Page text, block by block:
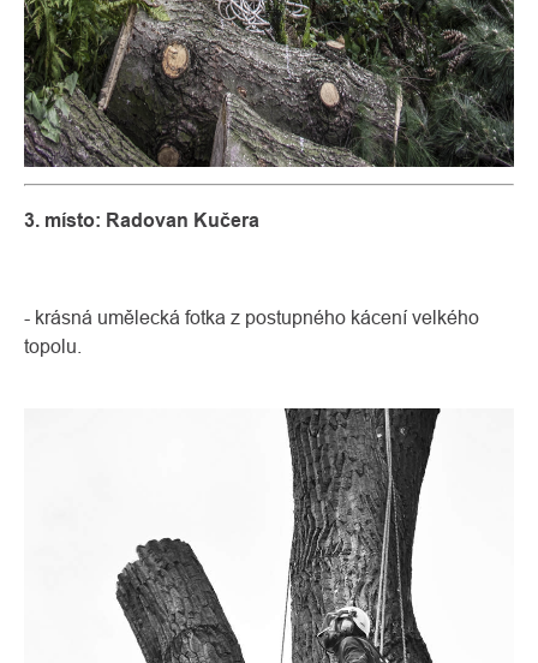
3. místo: Radovan Kučera
- krásná umělecká fotka z postupného kácení velkého
topolu.